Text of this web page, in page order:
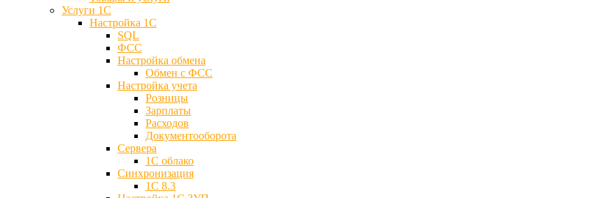
Услуги 1С
Настройка 1С
SQL
ФСС
Настройка обмена
Обмен с ФСС
Настройка учета
Розницы
Зарплаты
Расходов
Документооборота
Сервера
1С облако
Синхронизация
1С 8.3